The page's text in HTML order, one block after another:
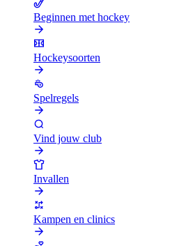
Beginnen met hockey
Hockeysoorten
Spelregels
Vind jouw club
Invallen
Kampen en clinics